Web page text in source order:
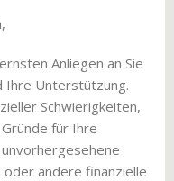
Anliegen an Sie
Ihre Unterstützung.
Schwierigkeiten,
für Ihre
oder andere finanzielle